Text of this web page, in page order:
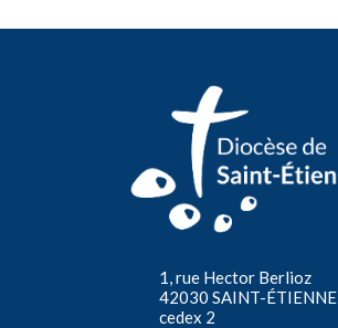
1, rue Hector Berlioz
42030 SAINT-ÉTIENNE
cedex 2